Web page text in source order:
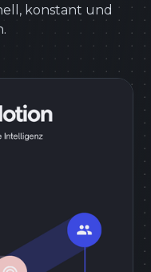
konstant und